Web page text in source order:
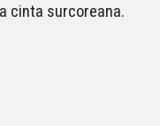
cinta surcoreana.